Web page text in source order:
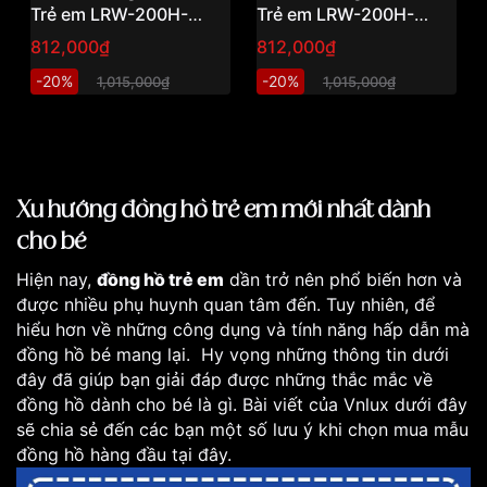
Trẻ em LRW-200H-
7E2VDF
812,000₫
-20% 1,015,000₫
Trẻ em LRW-200H-
3CVDF
812,000₫
-20% 1,015,000₫
Xu hướng đồng hồ trẻ em mới nhất dành
cho bé
Hiện nay, đồng hồ trẻ em dần trở nên phổ biến hơn và
được nhiều phụ huynh quan tâm đến. Tuy nhiên, để
hiểu hơn về những công dụng và tính năng hấp dẫn mà
đồng hồ bé mang lại. Hy vọng những thông tin dưới
đây đã giúp bạn giải đáp được những thắc mắc về
đồng hồ dành cho bé là gì. Bài viết của Vnlux dưới đây
sẽ chia sẻ đến các bạn một số lưu ý khi chọn mua mẫu
đồng hồ hàng đầu tại đây.